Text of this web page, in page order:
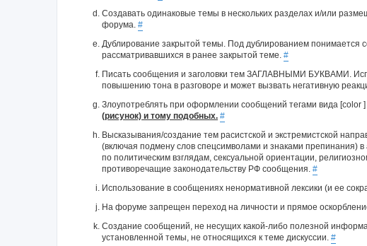
Создавать одинаковые темы в нескольких разделах и/или
форума. #
Дублирование закрытой темы. Под дублированием понимается
рассматривавшихся в ранее закрытой теме. #
Писать сообщения и заголовки тем ЗАГЛАВНЫМИ БУКВАМИ.
повышению тона в разговоре и может вызвать негативную
Злоупотреблять при оформлении сообщений тегами вида [color ]
(рисунок) и тому подобных. #
Высказывания/создание тем расистской и экстремистской
(включая подмену слов спецсимволами и знаками препинания)
по политическим взглядам, сексуальной ориентации,
противоречащие законодательству РФ сообщения. #
Использование в сообщениях ненормативной лексики (и ее
На форуме запрещен переход на личности и прямое
Создание сообщений, не несущих какой-либо полезной
установленной темы, не относящихся к теме дискуссии. #